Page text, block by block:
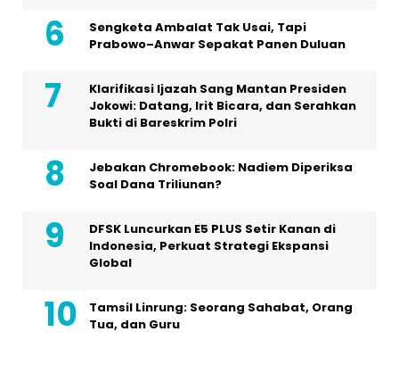
Sengketa Ambalat Tak Usai, Tapi
Prabowo–Anwar Sepakat Panen Duluan
Klarifikasi Ijazah Sang Mantan Presiden
Jokowi: Datang, Irit Bicara, dan Serahkan
Bukti di Bareskrim Polri
Jebakan Chromebook: Nadiem Diperiksa
Soal Dana Triliunan?
DFSK Luncurkan E5 PLUS Setir Kanan di
Indonesia, Perkuat Strategi Ekspansi
Global
Tamsil Linrung: Seorang Sahabat, Orang
Tua, dan Guru